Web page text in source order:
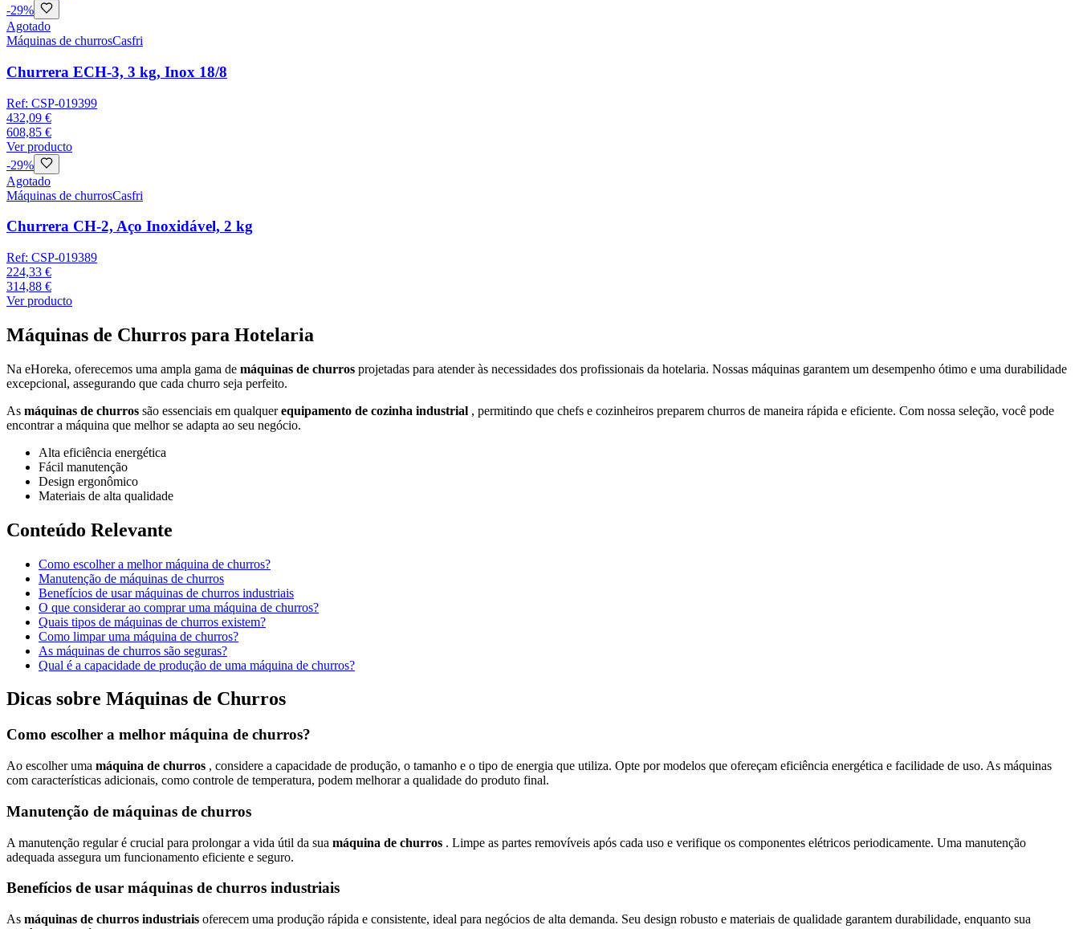
-29%
Agotado
Máquinas de churrosCasfri
Churrera ECH-3, 3 kg, Inox 18/8
Ref: CSP-019399
432,09 €
608,85 €
Ver producto
-29%
Agotado
Máquinas de churrosCasfri
Churrera CH-2, Aço Inoxidável, 2 kg
Ref: CSP-019389
224,33 €
314,88 €
Ver producto
Máquinas de Churros para Hotelaria
Na eHoreka, oferecemos uma ampla gama de máquinas de churros projetadas para atender às necessidades dos profissionais da hotelaria. Nossas máquinas garantem um desempenho ótimo e uma durabilidade
excepcional, assegurando que cada churro seja perfeito.
As máquinas de churros são essenciais em qualquerequipamento de cozinha industrial , permitindo que chefs e cozinheiros preparem churros de maneira rápida e eficiente. Com nossa seleção, você pode
encontrar a máquina que melhor se adapta ao seu negócio.
Alta eficiência energética
Fácil manutenção
Design ergonômico
Materiais de alta qualidade
Conteúdo Relevante
Como escolher a melhor máquina de churros?
Manutenção de máquinas de churros
Benefícios de usar máquinas de churros industriais
O que considerar ao comprar uma máquina de churros?
Quais tipos de máquinas de churros existem?
Como limpar uma máquina de churros?
As máquinas de churros são seguras?
Qual é a capacidade de produção de uma máquina de churros?
Dicas sobre Máquinas de Churros
Como escolher a melhor máquina de churros?
Ao escolher uma máquina de churros , considere a capacidade de produção, o tamanho e o tipo de energia que utiliza. Opte por modelos que ofereçam eficiência energética e facilidade de uso. As máquinas
com características adicionais, como controle de temperatura, podem melhorar a qualidade do produto final.
Manutenção de máquinas de churros
A manutenção regular é crucial para prolongar a vida útil da sua máquina de churros . Limpe as partes removíveis após cada uso e verifique os componentes elétricos periodicamente. Uma manutenção
adequada assegura um funcionamento eficiente e seguro.
Benefícios de usar máquinas de churros industriais
As máquinas de churros industriais oferecem uma produção rápida e consistente, ideal para negócios de alta demanda. Seu design robusto e materiais de qualidade garantem durabilidade, enquanto sua